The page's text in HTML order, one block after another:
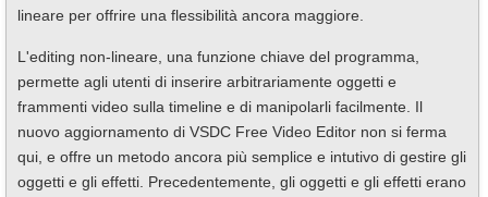
lineare per offrire una flessibilità ancora maggiore.
L'editing non-lineare, una funzione chiave del programma,
permette agli utenti di inserire arbitrariamente oggetti e
frammenti video sulla timeline e di manipolarli facilmente. Il
nuovo aggiornamento di VSDC Free Video Editor non si ferma
qui, e offre un metodo ancora più semplice e intutivo di gestire gli
oggetti e gli effetti. Precedentemente, gli oggetti e gli effetti erano